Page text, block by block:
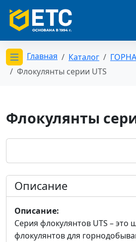
Открыть меню
Главная Каталог
Флокулянты серии UTS
Флокулянты
Описание
Описание:
Серия флокулянтов UTS – это
флокулянтов для